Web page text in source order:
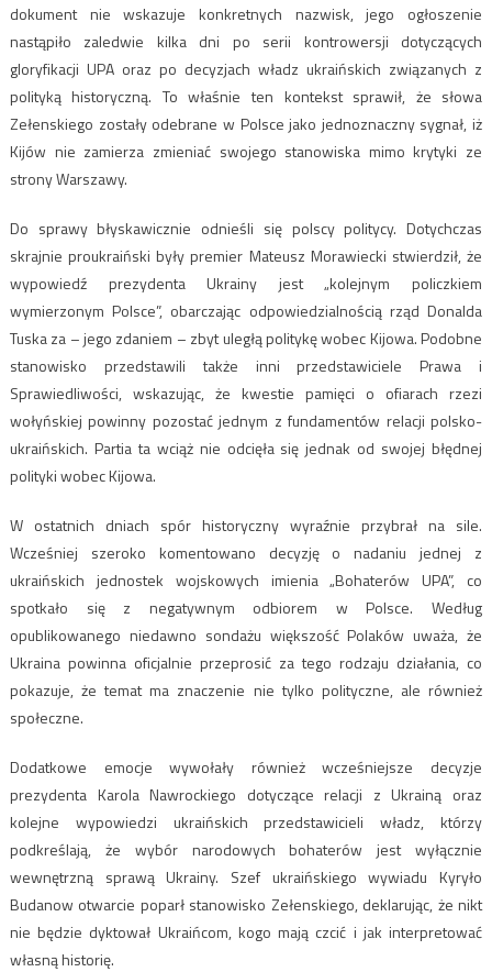
dokument nie wskazuje konkretnych nazwisk, jego ogłoszenie
nastąpiło zaledwie kilka dni po serii kontrowersji dotyczących
gloryfikacji UPA oraz po decyzjach władz ukraińskich związanych z
polityką historyczną. To właśnie ten kontekst sprawił, że słowa
Zełenskiego zostały odebrane w Polsce jako jednoznaczny sygnał, iż
Kijów nie zamierza zmieniać swojego stanowiska mimo krytyki ze
strony Warszawy.
Do sprawy błyskawicznie odnieśli się polscy politycy. Dotychczas
skrajnie proukraiński były premier Mateusz Morawiecki stwierdził, że
wypowiedź prezydenta Ukrainy jest „kolejnym policzkiem
wymierzonym Polsce”, obarczając odpowiedzialnością rząd Donalda
Tuska za – jego zdaniem – zbyt uległą politykę wobec Kijowa. Podobne
stanowisko przedstawili także inni przedstawiciele Prawa i
Sprawiedliwości, wskazując, że kwestie pamięci o ofiarach rzezi
wołyńskiej powinny pozostać jednym z fundamentów relacji polsko-
ukraińskich. Partia ta wciąż nie odcięła się jednak od swojej błędnej
polityki wobec Kijowa.
W ostatnich dniach spór historyczny wyraźnie przybrał na sile.
Wcześniej szeroko komentowano decyzję o nadaniu jednej z
ukraińskich jednostek wojskowych imienia „Bohaterów UPA”, co
spotkało się z negatywnym odbiorem w Polsce. Według
opublikowanego niedawno sondażu większość Polaków uważa, że
Ukraina powinna oficjalnie przeprosić za tego rodzaju działania, co
pokazuje, że temat ma znaczenie nie tylko polityczne, ale również
społeczne.
Dodatkowe emocje wywołały również wcześniejsze decyzje
prezydenta Karola Nawrockiego dotyczące relacji z Ukrainą oraz
kolejne wypowiedzi ukraińskich przedstawicieli władz, którzy
podkreślają, że wybór narodowych bohaterów jest wyłącznie
wewnętrzną sprawą Ukrainy. Szef ukraińskiego wywiadu Kyryło
Budanow otwarcie poparł stanowisko Zełenskiego, deklarując, że nikt
nie będzie dyktował Ukraińcom, kogo mają czcić i jak interpretować
własną historię.